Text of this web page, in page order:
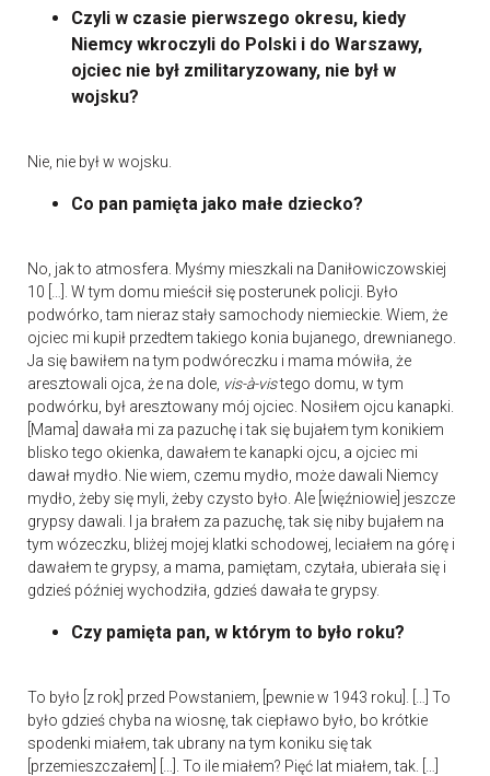
Czyli w czasie pierwszego okresu, kiedy
Niemcy wkroczyli do Polski i do Warszawy,
ojciec nie był zmilitaryzowany, nie był w
wojsku?
Nie, nie był w wojsku.
Co pan pamięta jako małe dziecko?
No, jak to atmosfera. Myśmy mieszkali na Daniłowiczowskiej
10 […]. W tym domu mieścił się posterunek policji. Było
podwórko, tam nieraz stały samochody niemieckie. Wiem, że
ojciec mi kupił przedtem takiego konia bujanego, drewnianego.
Ja się bawiłem na tym podwóreczku i mama mówiła, że
aresztowali ojca, że na dole, vis-à-vistego domu, w tym
podwórku, był aresztowany mój ojciec. Nosiłem ojcu kanapki.
[Mama] dawała mi za pazuchę i tak się bujałem tym konikiem
blisko tego okienka, dawałem te kanapki ojcu, a ojciec mi
dawał mydło. Nie wiem, czemu mydło, może dawali Niemcy
mydło, żeby się myli, żeby czysto było. Ale [więźniowie] jeszcze
grypsy dawali. I ja brałem za pazuchę, tak się niby bujałem na
tym wózeczku, bliżej mojej klatki schodowej, leciałem na górę i
dawałem te grypsy, a mama, pamiętam, czytała, ubierała się i
gdzieś później wychodziła, gdzieś dawała te grypsy.
Czy pamięta pan, w którym to było roku?
To było [z rok] przed Powstaniem, [pewnie w 1943 roku]. […] To
było gdzieś chyba na wiosnę, tak ciepławo było, bo krótkie
spodenki miałem, tak ubrany na tym koniku się tak
[przemieszczałem] […]. To ile miałem? Pięć lat miałem, tak. […]